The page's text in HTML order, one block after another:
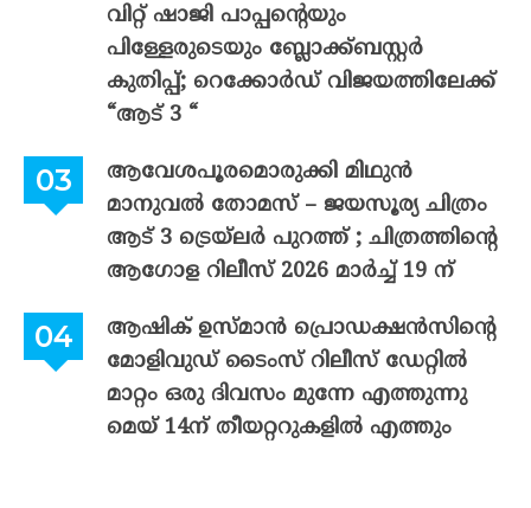
വിറ്റ് ഷാജി പാപ്പന്റെയും
പിള്ളേരുടെയും ബ്ലോക്ക്ബസ്റ്റർ
കുതിപ്പ്; റെക്കോർഡ് വിജയത്തിലേക്ക്
“ആട് 3 “
ആവേശപൂരമൊരുക്കി മിഥുൻ
മാനുവൽ തോമസ് – ജയസൂര്യ ചിത്രം
ആട് 3 ട്രെയ്‌ലർ പുറത്ത് ; ചിത്രത്തിന്റെ
ആഗോള റിലീസ് 2026 മാർച്ച് 19 ന്
ആഷിക് ഉസ്മാൻ പ്രൊഡക്ഷൻസിന്റെ
മോളിവുഡ് ടൈംസ് റിലീസ് ഡേറ്റിൽ
മാറ്റം ഒരു ദിവസം മുന്നേ എത്തുന്നു
മെയ് 14ന് തീയറ്ററുകളിൽ എത്തും